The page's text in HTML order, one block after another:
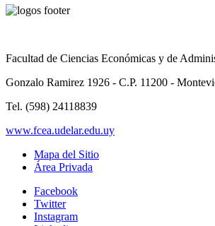
Facultad de Ciencias Económicas y de
Gonzalo Ramirez 1926 - C.P. 11200 -
Tel. (598) 24118839
www.fcea.udelar.edu.uy
Mapa del Sitio
Área Privada
Facebook
Twitter
Instagram